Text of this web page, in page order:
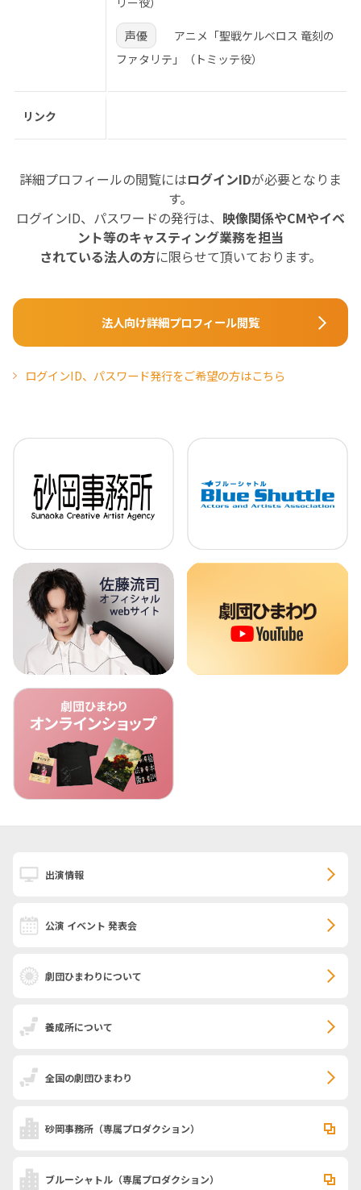
声優
アニメ「聖戦ケルベロス 竜刻の
ファタリテ」（トミッテ役）
リンク
詳細プロフィールの閲覧にはログインIDが必要となりま
す。
ログインID、パスワードの発行は、 映像関係やCMやイベ
ント等のキャスティング業務を担当
されている法人の方に限らせて頂いております。
法人向け詳細プロフィール閲覧
ログインID、パスワード発行をご希望の方はこちら
出演情報
公演 イベント 発表会
劇団ひまわりについて
養成所について
全国の劇団ひまわり
砂岡事務所 （専属プロダクション）
ブルーシャトル （専属プロダクション）